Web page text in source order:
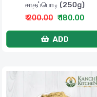
சாதப்பொடி (250g)
₹ 200.00 ₹ 180.00
ADD